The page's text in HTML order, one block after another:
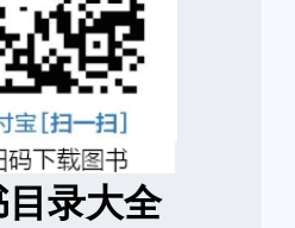
目录大全